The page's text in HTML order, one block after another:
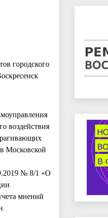
городского
воздействия
Московской
№ 8/1 «О
мнений